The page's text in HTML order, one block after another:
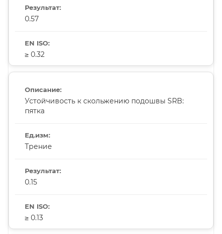
0.57
≥ 0.32
Устойчивость к скольжению подошвы SRB:
пятка
Трение
0.15
≥ 0.13